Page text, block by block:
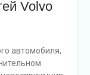
Volvo
автомобиля,